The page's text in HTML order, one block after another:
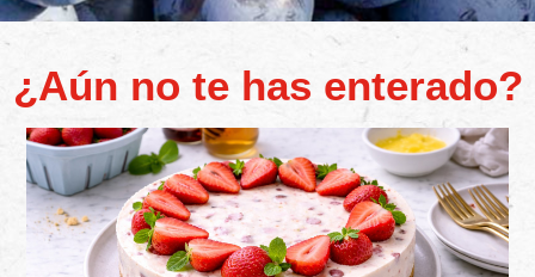
¿Aún no te has enterado?